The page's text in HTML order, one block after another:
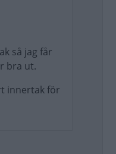
så jag får
bra ut.
innertak för